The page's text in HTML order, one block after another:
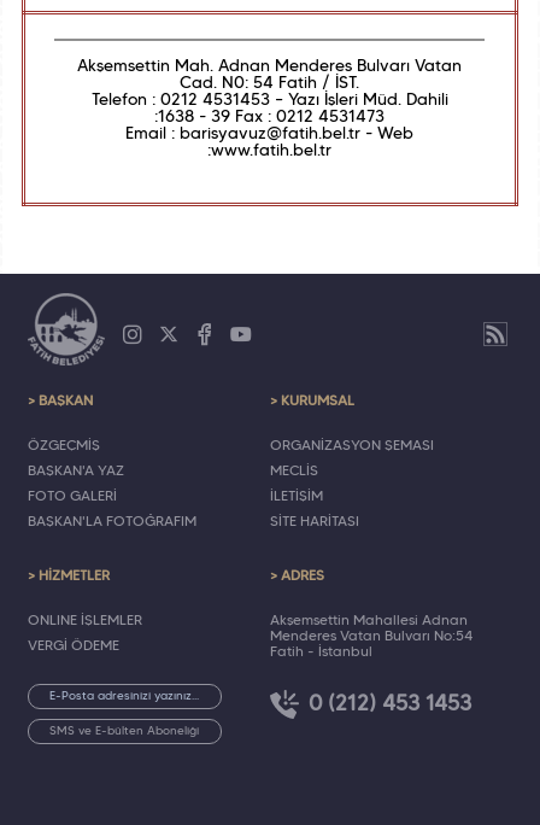
Akşemsettin Mah. Adnan Menderes Bulvarı Vatan
Cad. N0: 54 Fatih / İST.
Telefon : 0212 4531453 – Yazı İşleri Müd. Dahili
:1638 - 39 Fax : 0212 4531473
Email : barisyavuz@fatih.bel.tr - Web
:www.fatih.bel.tr
> BAŞKAN
ÖZGEÇMİŞ
BAŞKAN'A YAZ
FOTO GALERİ
BAŞKAN'LA FOTOĞRAFIM
> KURUMSAL
ORGANİZASYON ŞEMASI
MECLİS
İLETİŞİM
SİTE HARİTASI
> HİZMETLER
ONLINE İŞLEMLER
VERGİ ÖDEME
SMS ve E-bülten Aboneliği
> ADRES
Akşemsettin Mahallesi Adnan
Menderes Vatan Bulvarı No:54
Fatih - İstanbul
0 (212) 453 1453